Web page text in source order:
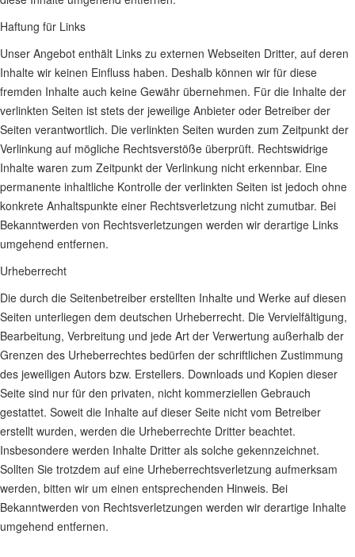
Haftung für Links
Unser Angebot enthält Links zu externen Webseiten Dritter, auf deren
Inhalte wir keinen Einfluss haben. Deshalb können wir für diese
fremden Inhalte auch keine Gewähr übernehmen. Für die Inhalte der
verlinkten Seiten ist stets der jeweilige Anbieter oder Betreiber der
Seiten verantwortlich. Die verlinkten Seiten wurden zum Zeitpunkt der
Verlinkung auf mögliche Rechtsverstöße überprüft. Rechtswidrige
Inhalte waren zum Zeitpunkt der Verlinkung nicht erkennbar. Eine
permanente inhaltliche Kontrolle der verlinkten Seiten ist jedoch ohne
konkrete Anhaltspunkte einer Rechtsverletzung nicht zumutbar. Bei
Bekanntwerden von Rechtsverletzungen werden wir derartige Links
umgehend entfernen.
Urheberrecht
Die durch die Seitenbetreiber erstellten Inhalte und Werke auf diesen
Seiten unterliegen dem deutschen Urheberrecht. Die Vervielfältigung,
Bearbeitung, Verbreitung und jede Art der Verwertung außerhalb der
Grenzen des Urheberrechtes bedürfen der schriftlichen Zustimmung
des jeweiligen Autors bzw. Erstellers. Downloads und Kopien dieser
Seite sind nur für den privaten, nicht kommerziellen Gebrauch
gestattet. Soweit die Inhalte auf dieser Seite nicht vom Betreiber
erstellt wurden, werden die Urheberrechte Dritter beachtet.
Insbesondere werden Inhalte Dritter als solche gekennzeichnet.
Sollten Sie trotzdem auf eine Urheberrechtsverletzung aufmerksam
werden, bitten wir um einen entsprechenden Hinweis. Bei
Bekanntwerden von Rechtsverletzungen werden wir derartige Inhalte
umgehend entfernen.